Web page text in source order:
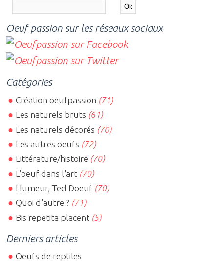
Oeuf passion sur les réseaux sociaux
Catégories
Création oeufpassion (71)
Les naturels bruts (61)
Les naturels décorés (70)
Les autres oeufs (72)
Littérature/histoire (70)
L'oeuf dans l'art (70)
Humeur, Ted Doeuf (70)
Quoi d'autre ? (71)
Bis repetita placent (5)
Derniers articles
Oeufs de reptiles